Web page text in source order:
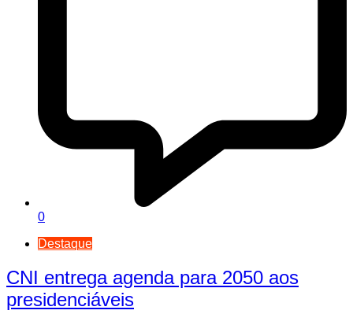
0
Destaque
CNI entrega agenda para 2050 aos
presidenciáveis